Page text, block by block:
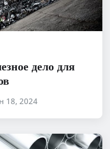
дело для
18, 2024